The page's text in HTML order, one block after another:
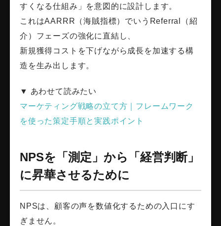
すくなる仕組み」を意図的に設計します。
これはAARRR（海賊指標）でいうReferral（紹
介）フェーズの強化に直結し、
新規獲得コストを下げながら成長を加速する構
造を生み出します。
▼ あわせて読みたい
マーケティング戦略の立て方｜フレームワーク
を使った策定手順と実践ポイント
NPSを「測定」から「経営判断」
に昇華させるために
NPSは、顧客の声を数値化するための入口にす
ぎません。